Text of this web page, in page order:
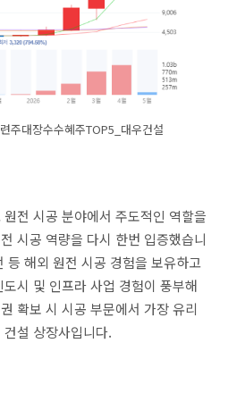
주대장수수혜주TOP5_대우건설
전 시공 분야에서 주도적인 역할을
시공 역량을 다시 한번 입증했습니
등 해외 원전 시공 경험을 보유하고
시 및 인프라 사업 경험이 풍부해
확보 시 시공 부문에서 가장 유리
설 상장사입니다.